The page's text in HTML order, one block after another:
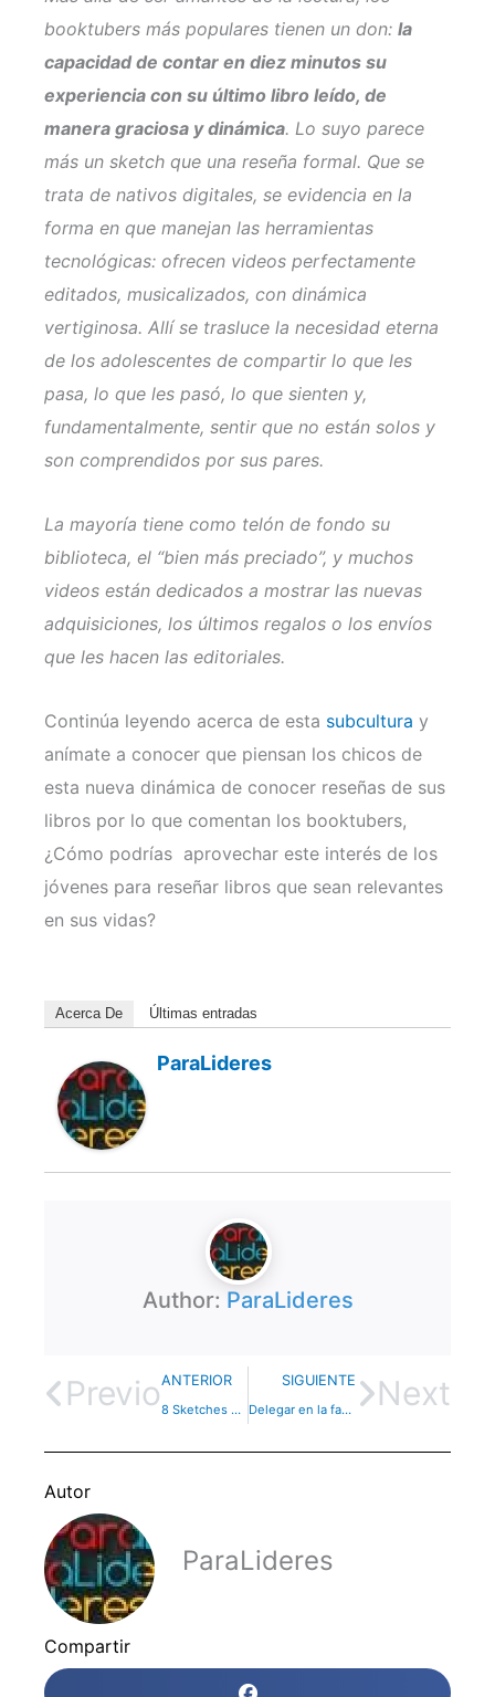
booktubers más populares tienen un don: la
capacidad de contar en diez minutos su
experiencia con su último libro leído, de
manera graciosa y dinámica. Lo suyo parece
más un sketch que una reseña formal. Que se
trata de nativos digitales, se evidencia en la
forma en que manejan las herramientas
tecnológicas: ofrecen videos perfectamente
editados, musicalizados, con dinámica
vertiginosa. Allí se trasluce la necesidad eterna
de los adolescentes de compartir lo que les
pasa, lo que les pasó, lo que sienten y,
fundamentalmente, sentir que no están solos y
son comprendidos por sus pares.
La mayoría tiene como telón de fondo su
biblioteca, el “bien más preciado”, y muchos
videos están dedicados a mostrar las nuevas
adquisiciones, los últimos regalos o los envíos
que les hacen las editoriales.
Continúa leyendo acerca de esta subcultura y
anímate a conocer que piensan los chicos de
esta nueva dinámica de conocer reseñas de sus
libros por lo que comentan los booktubers,
¿Cómo podrías aprovechar este interés de los
jóvenes para reseñar libros que sean relevantes
en sus vidas?
Acerca De Últimas entradas
ParaLideres
Author: ParaLideres
PrevioANTERIOR
8 Sketches sobre varios temas – Dinámica
SIGUIENTE
Delegar en la familia Next
Autor
ParaLideres
Compartir